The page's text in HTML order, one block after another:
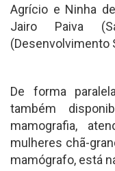
Agrício e Ninha
Jairo Paiva
(Desenvolvimento
De forma
também
mamografia,
mulheres chã-
mamógrafo, está